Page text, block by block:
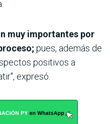
muy importantes por
pues, además de
positivos a
expresó.